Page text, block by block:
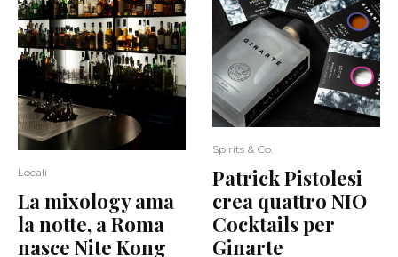
Locali
La mixology ama
la notte, a Roma
nasce Nite Kong
Spirits & Co.
Patrick Pistolesi
crea quattro NIO
Cocktails per
Ginarte